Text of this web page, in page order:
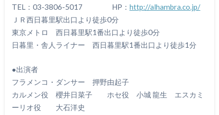
TEL：03-3806-5017 HP： http://alhambra.co.jp/
ＪＲ西日暮里駅出口より徒歩0分
東京メトロ 西日暮里駅1番出口より徒歩0分
日暮里・舎人ライナー 西日暮里駅1番出口より徒歩1分
●出演者
フラメンコ・ダンサー 押野由起子
カルメン役 櫻井日菜子 ホセ役 小城 龍生 エスカミ
ーリオ役 大石洋史